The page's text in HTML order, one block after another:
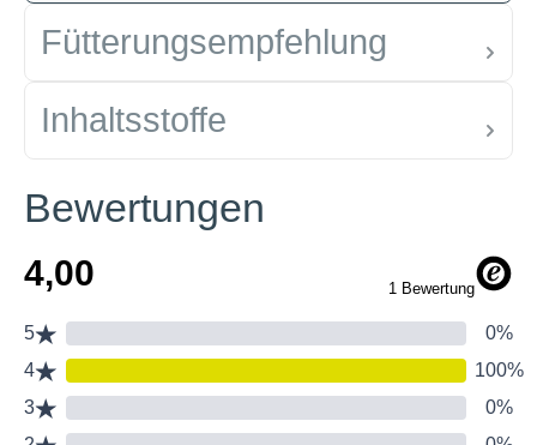
Fütterungsempfehlung
Inhaltsstoffe
Bewertungen